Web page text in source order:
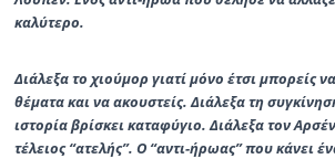
καλύτερο.
Διάλεξα το χιούμορ γιατί μόνο έτσι μπορείς
θέματα και να ακουστείς. Διάλεξα τη
ιστορία βρίσκει καταφύγιο. Διάλεξα τον
τέλειος“ατελής”. Ο “αντι-ήρωας”που κάνει